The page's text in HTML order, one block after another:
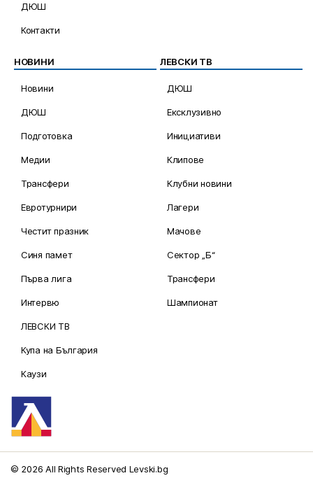
ДЮШ
Контакти
НОВИНИ
Новини
ДЮШ
Подготовка
Медии
Трансфери
Евротурнири
Честит празник
Синя памет
Първа лига
Интервю
ЛЕВСКИ ТВ
Купа на България
Каузи
ЛЕВСКИ ТВ
ДЮШ
Ексклузивно
Инициативи
Клипове
Клубни новини
Лагери
Мачове
Сектор „Б“
Трансфери
Шампионат
© 2026 All Rights Reserved Levski.bg